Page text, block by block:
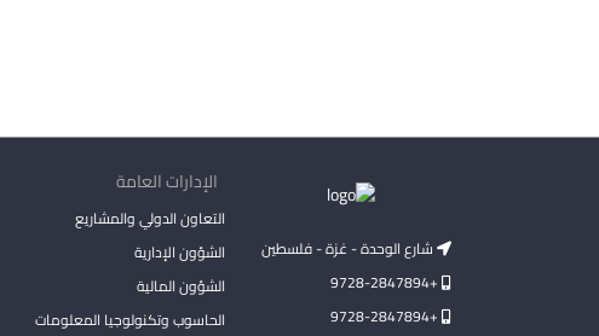
شارع الوحدة - غزة - فلسطين
+9728-2847894
+9728-2847894
الإدارات العامة
التعاون الدولي والمشاريع
الشؤون الإدارية
الشؤون المالية
الحاسوب وتكنولوجيا المعلومات